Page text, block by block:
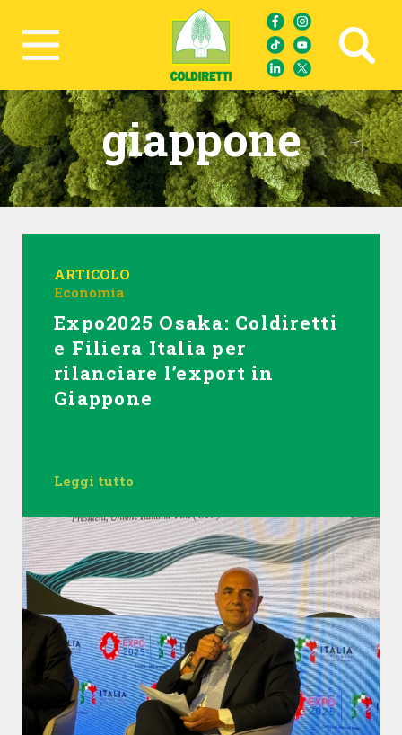
Ricerca avanzata
giappone
ARTICOLO
Economia
Expo2025 Osaka: Coldiretti
e Filiera Italia per
rilanciare l’export in
Giappone
Leggi tutto